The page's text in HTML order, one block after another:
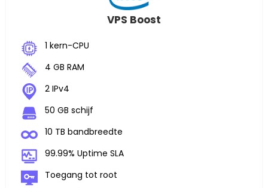
VPS Boost
1 kern-CPU
4 GB RAM
2 IPv4
50 GB schijf
10 TB bandbreedte
99.99% Uptime SLA
Toegang tot root